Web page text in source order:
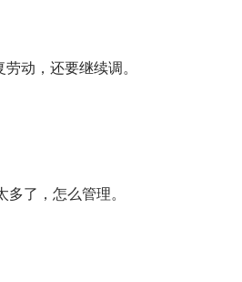
动，还要继续调。
了，怎么管理。